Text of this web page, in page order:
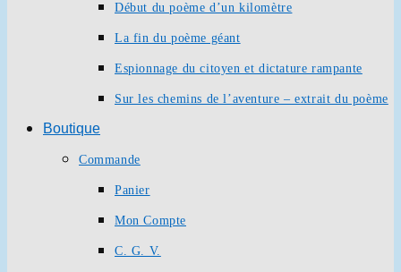
Début du poème d’un kilomètre
La fin du poème géant
Espionnage du citoyen et dictature rampante
Sur les chemins de l’aventure – extrait du poème
Boutique
Commande
Panier
Mon Compte
C. G. V.